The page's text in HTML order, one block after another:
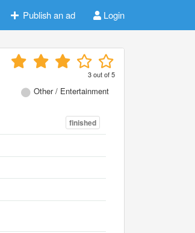
Publish an ad Login
3out of5
Other / Entertainment
finished